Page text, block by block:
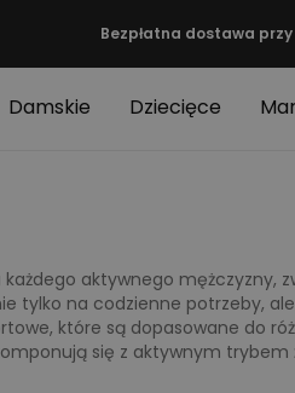
Bezpłatna dostawa
Damskie Dziecięce
aktywnego
tylko na codzienne potrzeby,
które są dopasowane do
się z aktywnym